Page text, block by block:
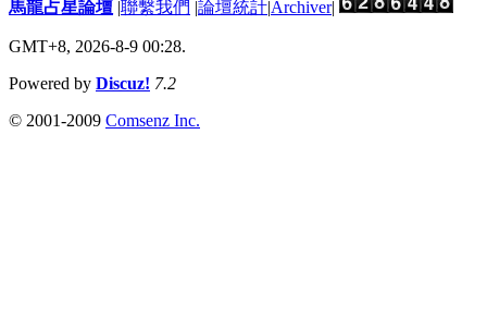
馬龍占星論壇 |聯繫我們 |論壇統計|Archiver|
GMT+8, 2026-8-9 00:28.
Powered by Discuz! 7.2
© 2001-2009 Comsenz Inc.